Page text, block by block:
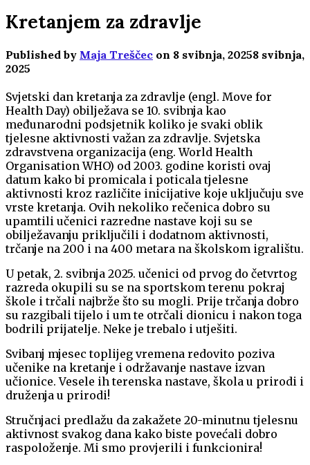
Kretanjem za zdravlje
Published by Maja Treščec on 8 svibnja, 20258 svibnja,
2025
Svjetski dan kretanja za zdravlje (engl. Move for
Health Day) obilježava se 10. svibnja kao
međunarodni podsjetnik koliko je svaki oblik
tjelesne aktivnosti važan za zdravlje. Svjetska
zdravstvena organizacija (eng. World Health
Organisation WHO) od 2003. godine koristi ovaj
datum kako bi promicala i poticala tjelesne
aktivnosti kroz različite inicijative koje uključuju sve
vrste kretanja. Ovih nekoliko rečenica dobro su
upamtili učenici razredne nastave koji su se
obilježavanju priključili i dodatnom aktivnosti,
trčanje na 200 i na 400 metara na školskom igralištu.
U petak, 2. svibnja 2025. učenici od prvog do četvrtog
razreda okupili su se na sportskom terenu pokraj
škole i trčali najbrže što su mogli. Prije trčanja dobro
su razgibali tijelo i um te otrčali dionicu i nakon toga
bodrili prijatelje. Neke je trebalo i utješiti.
Svibanj mjesec toplijeg vremena redovito poziva
učenike na kretanje i održavanje nastave izvan
učionice. Vesele ih terenska nastave, škola u prirodi i
druženja u prirodi!
Stručnjaci predlažu da zakažete 20-minutnu tjelesnu
aktivnost svakog dana kako biste povećali dobro
raspoloženje. Mi smo provjerili i funkcionira!